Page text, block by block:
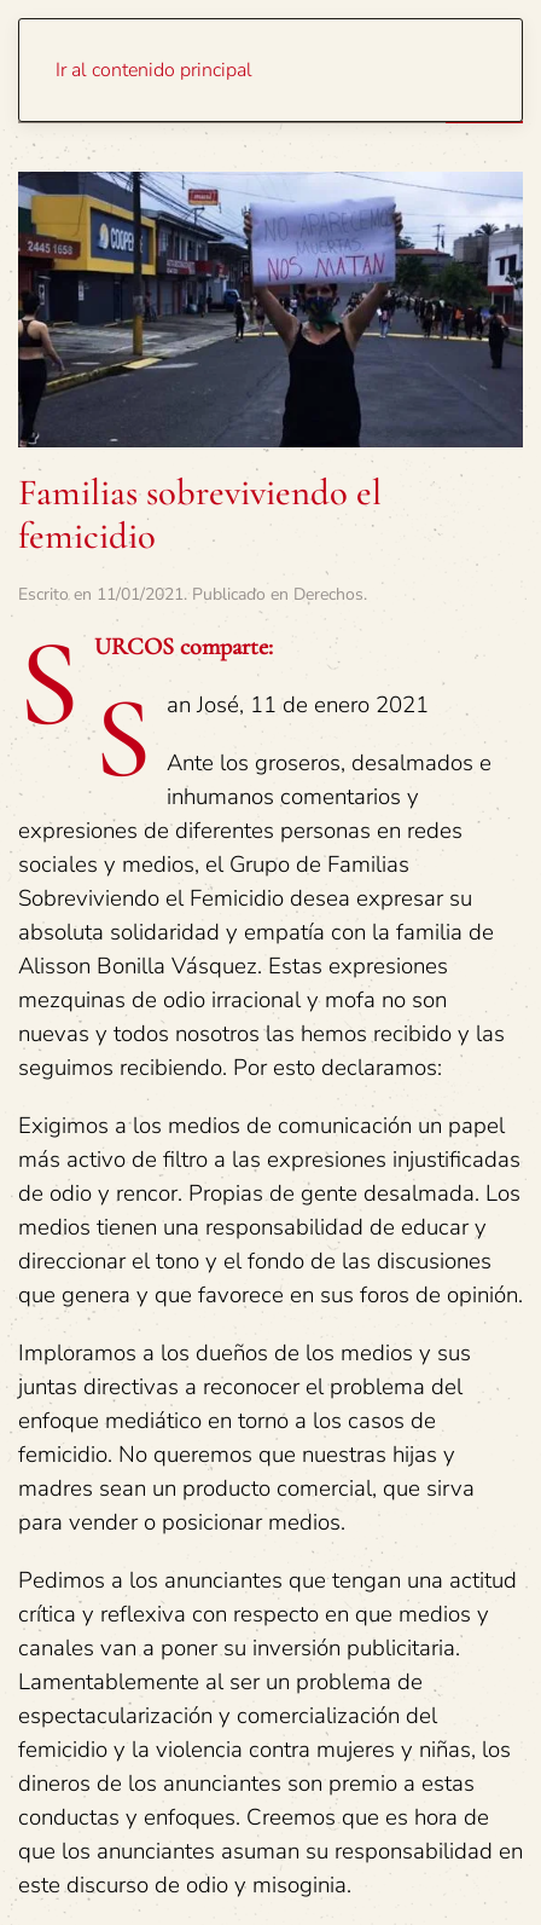
Ir al contenido principal
Familias sobreviviendo el
femicidio
Escrito en 11/01/2021. Publicado en Derechos.
S URCOS comparte:
S
an José, 11 de enero 2021
Ante los groseros, desalmados e
inhumanos comentarios y
expresiones de diferentes personas en redes
sociales y medios, el Grupo de Familias
Sobreviviendo el Femicidio desea expresar su
absoluta solidaridad y empatía con la familia de
Alisson Bonilla Vásquez. Estas expresiones
mezquinas de odio irracional y mofa no son
nuevas y todos nosotros las hemos recibido y las
seguimos recibiendo. Por esto declaramos:
Exigimos a los medios de comunicación un papel
más activo de filtro a las expresiones injustificadas
de odio y rencor. Propias de gente desalmada. Los
medios tienen una responsabilidad de educar y
direccionar el tono y el fondo de las discusiones
que genera y que favorece en sus foros de opinión.
Imploramos a los dueños de los medios y sus
juntas directivas a reconocer el problema del
enfoque mediático en torno a los casos de
femicidio. No queremos que nuestras hijas y
madres sean un producto comercial, que sirva
para vender o posicionar medios.
Pedimos a los anunciantes que tengan una actitud
crítica y reflexiva con respecto en que medios y
canales van a poner su inversión publicitaria.
Lamentablemente al ser un problema de
espectacularización y comercialización del
femicidio y la violencia contra mujeres y niñas, los
dineros de los anunciantes son premio a estas
conductas y enfoques. Creemos que es hora de
que los anunciantes asuman su responsabilidad en
este discurso de odio y misoginia.